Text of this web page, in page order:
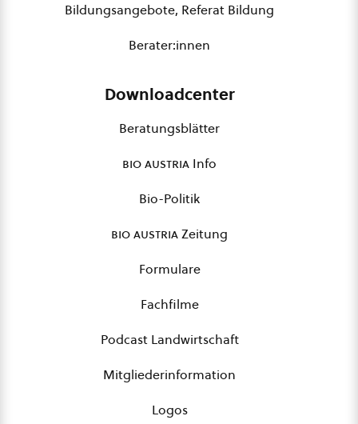
Bildungsangebote, Referat Bildung
Berater:innen
Downloadcenter
Beratungsblätter
bio austria Info
Bio-Politik
bio austriaZeitung
Formulare
Fachfilme
Podcast Landwirtschaft
Mitgliederinformation
Logos